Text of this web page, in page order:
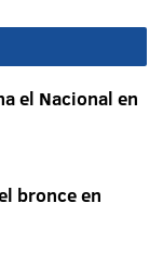
el Nacional en
bronce en